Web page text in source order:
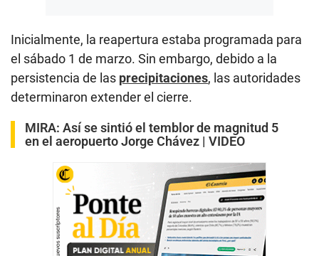
Inicialmente, la reapertura estaba programada para
el sábado 1 de marzo. Sin embargo, debido a la
persistencia de las precipitaciones, las autoridades
determinaron extender el cierre.
MIRA: Así se sintió el temblor de magnitud 5
en el aeropuerto Jorge Chávez | VIDEO